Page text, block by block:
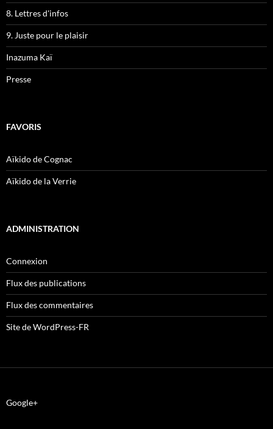
8. Lettres d'infos
9. Juste pour le plaisir
Inazuma Kaï
Presse
FAVORIS
Aïkido de Cognac
Aïkido de la Verrie
ADMINISTRATION
Connexion
Flux des publications
Flux des commentaires
Site de WordPress-FR
Google+